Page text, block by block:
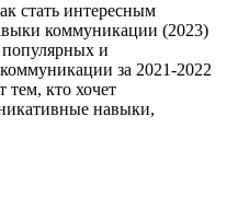
стать интересным
коммуникации (2023)
и
за 2021-2022
тем, кто хочет
навыки,